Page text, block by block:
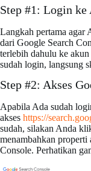
Step #1: Login ke
Langkah pertama agar
dari Google Search
terlebih dahulu ke
sudah login, langsung
Step #2: Akses
Apabila Ada sudah
akses https://
sudah, silakan Anda
menambahkan properti
Console. Perhatikan